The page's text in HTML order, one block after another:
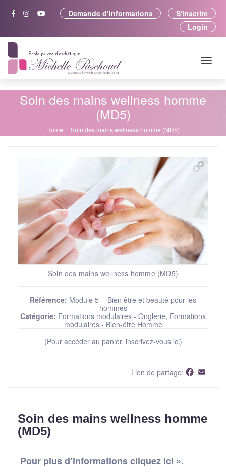
Demande d’informations
S'inscrire
Login
Soin des mains wellness homme
(MD5)
Home Soin des mains wellness homme (MD5)
Soin des mains wellness homme (MD5)
Référence: Module 5 - Bien être et beauté pour les
hommes
Catégorie: Formations modulaires - Onglerie, Formations
modulaires - Bien-être Homme
(Pour accéder au panier, inscrivez-vous ici)
Lien de partage: Facebook
Soin des mains wellness homme
(MD5)
Pour plus d’informations cliquez ici ».